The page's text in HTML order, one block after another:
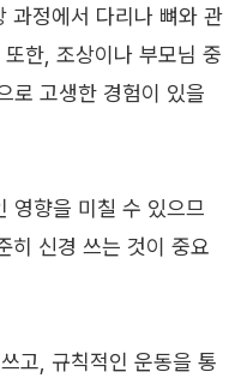
과정에서 다리나 뼈와 관
한, 조상이나 부모님 중
로 고생한 경험이 있을
영향을 미칠 수 있으므
히 신경 쓰는 것이 중요
고, 규칙적인 운동을 통